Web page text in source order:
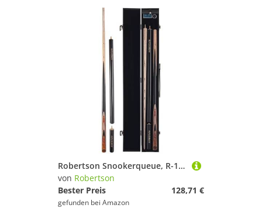
Robertson Snookerqueue, R-1, Profi Snooker Cue 2-teilig mit Verlängerung, Eschenholz, 9 mm Tip, Naturholzdekor, im Set mit Koffer oderTasche
von Robertson
Bester Preis
128,71 €
gefunden bei Amazon